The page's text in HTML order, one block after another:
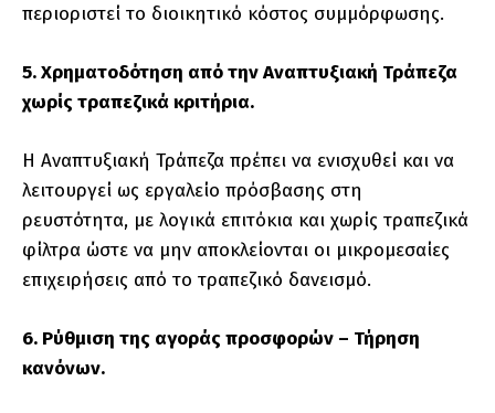
περιοριστεί το διοικητικό κόστος συμμόρφωσης.
5. Χρηματοδότηση από την Αναπτυξιακή Τράπεζα
χωρίς τραπεζικά κριτήρια.
Η Αναπτυξιακή Τράπεζα πρέπει να ενισχυθεί και να
λειτουργεί ως εργαλείο πρόσβασης στη
ρευστότητα, με λογικά επιτόκια και χωρίς τραπεζικά
φίλτρα ώστε να μην αποκλείονται οι μικρομεσαίες
επιχειρήσεις από το τραπεζικό δανεισμό.
6. Ρύθμιση της αγοράς προσφορών – Τήρηση
κανόνων.